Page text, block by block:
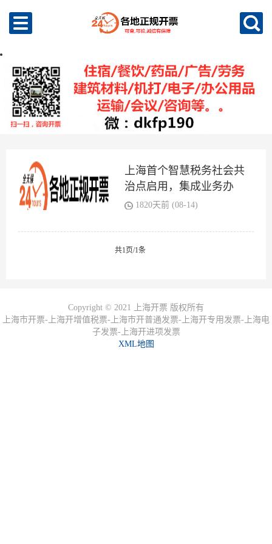
上海首个智慧税务社会共
治点启用，集成业务办
理、发票领购等功能
1820天前 (08-14)
共1页/1条
Copyright © 2021 上海开票 版权所有
上海市开票-上海开增值税票-上海市开普通发票-上海开专用发票-上海电
子发票-上海开进项发票
XML地图